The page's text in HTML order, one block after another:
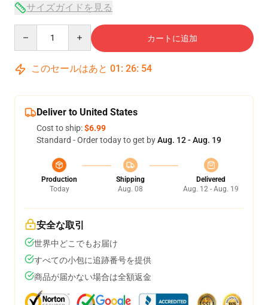
サイズガイドを見る
カートに追加
このセールはあと 01 : 26: 54
Deliver to United States
Cost to ship:$6.99
Standard - Order today to get byAug. 12 - Aug. 19
Production
Today
Shipping
Aug. 08
Delivered
Aug. 12 - Aug. 19
安全な取引
世界中どこでもお届け
すべての小包に追跡番号を提供
商品が届かない場合は全額返金